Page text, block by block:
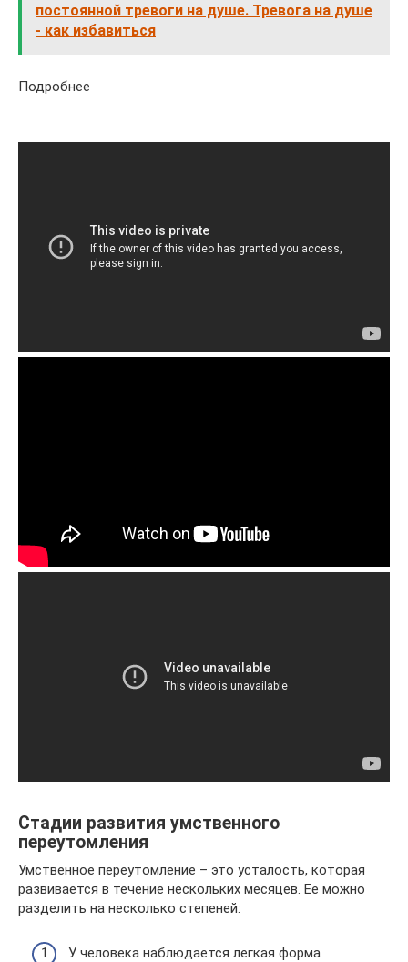
постоянной тревоги на душе. Тревога на душе
- как избавиться
Подробнее
Стадии развития умственного
переутомления
Умственное переутомление – это усталость, которая
развивается в течение нескольких месяцев. Ее можно
разделить на несколько степеней:
У человека наблюдается легкая форма